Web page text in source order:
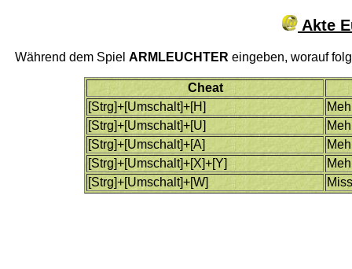
Akte
Während dem Spiel ARMLEUCHTER eingeben, worauf
Cheat
[Strg]+[Umschalt]+[H]
[Strg]+[Umschalt]+[U]
[Strg]+[Umschalt]+[A]
[Strg]+[Umschalt]+[X]+[Y]
[Strg]+[Umschalt]+[W]